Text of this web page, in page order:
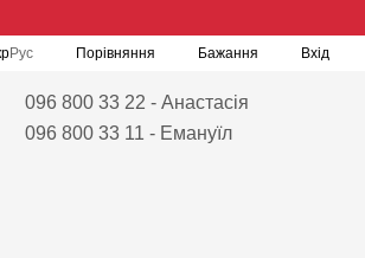
Рус Порівняння Бажання Вхід
096 800 33 22 - Анастасія
096 800 33 11 - Емануїл